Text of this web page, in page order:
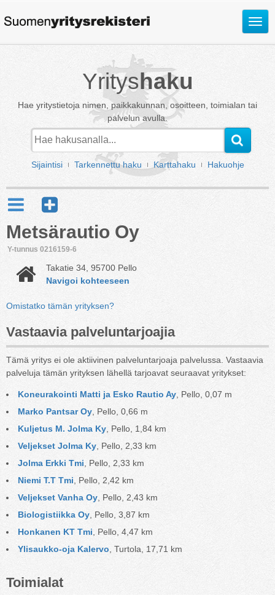
Avaa
Yrityshaku
Hae yritystietoja nimen, paikkakunnan, osoitteen, toimialan tai
palvelun avulla.
Sijaintisi Tarkennettu haku Karttahaku Hakuohje
Metsärautio Oy
Y-tunnus 0216159-6
Takatie 34, 95700 Pello
Navigoi kohteeseen
Omistatko tämän yrityksen?
Vastaavia palveluntarjoajia
Tämä yritys ei ole aktiivinen palveluntarjoaja palvelussa. Vastaavia
palveluja tämän yrityksen lähellä tarjoavat seuraavat yritykset:
Koneurakointi Matti ja Esko Rautio Ay , Pello, 0,07 m
Marko Pantsar Oy , Pello, 0,66 m
Kuljetus M. Jolma Ky , Pello, 1,84 km
Veljekset Jolma Ky , Pello, 2,33 km
Jolma Erkki Tmi , Pello, 2,33 km
Niemi T.T Tmi , Pello, 2,42 km
Veljekset Vanha Oy , Pello, 2,43 km
Biologistiikka Oy , Pello, 3,87 km
Honkanen KT Tmi , Pello, 4,47 km
Ylisaukko-oja Kalervo , Turtola, 17,71 km
Toimialat